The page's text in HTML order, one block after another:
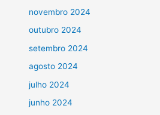
novembro 2024
outubro 2024
setembro 2024
agosto 2024
julho 2024
junho 2024